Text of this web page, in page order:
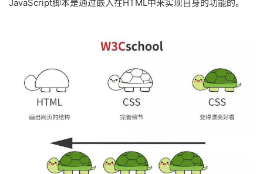
JavaScript脚本是通过嵌入在HTML中来实现自身的功能的。